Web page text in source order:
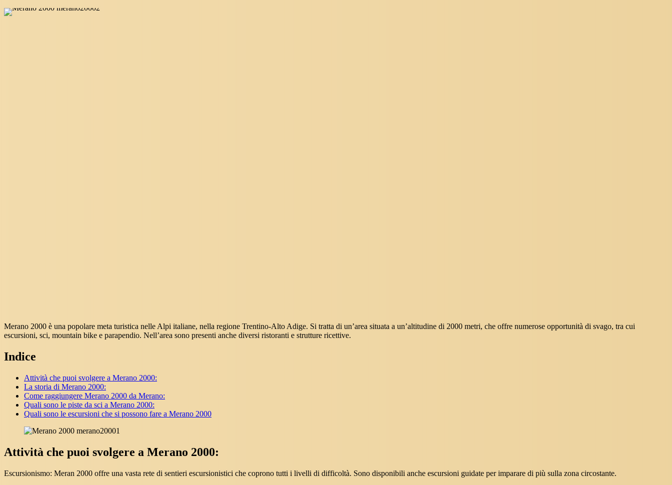
Merano 2000 è una popolare meta turistica nelle Alpi italiane, nella regione Trentino-Alto Adige. Si tratta di un’area situata a un’altitudine di 2000 metri, che offre numerose opportunità di svago, tra cui
escursioni, sci, mountain bike e parapendio. Nell’area sono presenti anche diversi ristoranti e strutture ricettive.
Indice
Attività che puoi svolgere a Merano 2000:
La storia di Merano 2000:
Come raggiungere Merano 2000 da Merano:
Quali sono le piste da sci a Merano 2000:
Quali sono le escursioni che si possono fare a Merano 2000
Attività che puoi svolgere a Merano 2000:
Escursionismo: Meran 2000 offre una vasta rete di sentieri escursionistici che coprono tutti i livelli di difficoltà. Sono disponibili anche escursioni guidate per imparare di più sulla zona circostante.